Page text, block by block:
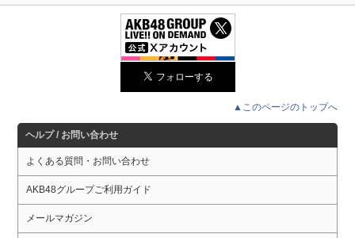
▲このページのトップへ
ヘルプ / お問い合わせ
よくある質問・お問い合わせ
AKB48グループご利用ガイド
メールマガジン